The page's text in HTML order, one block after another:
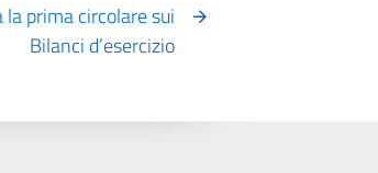
la prima circolare sui
Bilanci d’esercizio